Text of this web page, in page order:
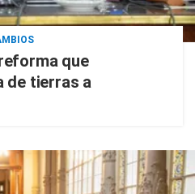
que
de tierras a